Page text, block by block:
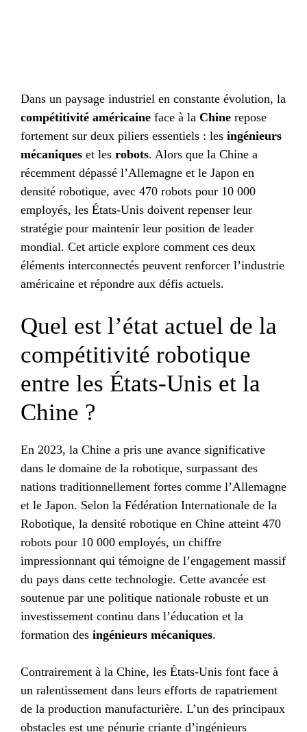
Dans un paysage industriel en constante évolution, la
compétitivité américaine face à la Chine repose
fortement sur deux piliers essentiels : les ingénieurs
mécaniques et les robots. Alors que la Chine a
récemment dépassé l’Allemagne et le Japon en
densité robotique, avec 470 robots pour 10 000
employés, les États-Unis doivent repenser leur
stratégie pour maintenir leur position de leader
mondial. Cet article explore comment ces deux
éléments interconnectés peuvent renforcer l’industrie
américaine et répondre aux défis actuels.
Quel est l’état actuel de la
compétitivité robotique
entre les États-Unis et la
Chine ?
En 2023, la Chine a pris une avance significative
dans le domaine de la robotique, surpassant des
nations traditionnellement fortes comme l’Allemagne
et le Japon. Selon la Fédération Internationale de la
Robotique, la densité robotique en Chine atteint 470
robots pour 10 000 employés, un chiffre
impressionnant qui témoigne de l’engagement massif
du pays dans cette technologie. Cette avancée est
soutenue par une politique nationale robuste et un
investissement continu dans l’éducation et la
formation des ingénieurs mécaniques.
Contrairement à la Chine, les États-Unis font face à
un ralentissement dans leurs efforts de rapatriement
de la production manufacturière. L’un des principaux
obstacles est une pénurie criante d’ingénieurs